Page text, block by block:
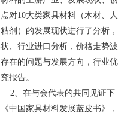
点对10大类家具材料（木材、
粘剂）的发展现状进行了分析
状、行业进口分析，价格走势
存在的问题与发展方向，行业
究报告。
2、在与会代表的共同见证下
《中国家具材料发展蓝皮书》